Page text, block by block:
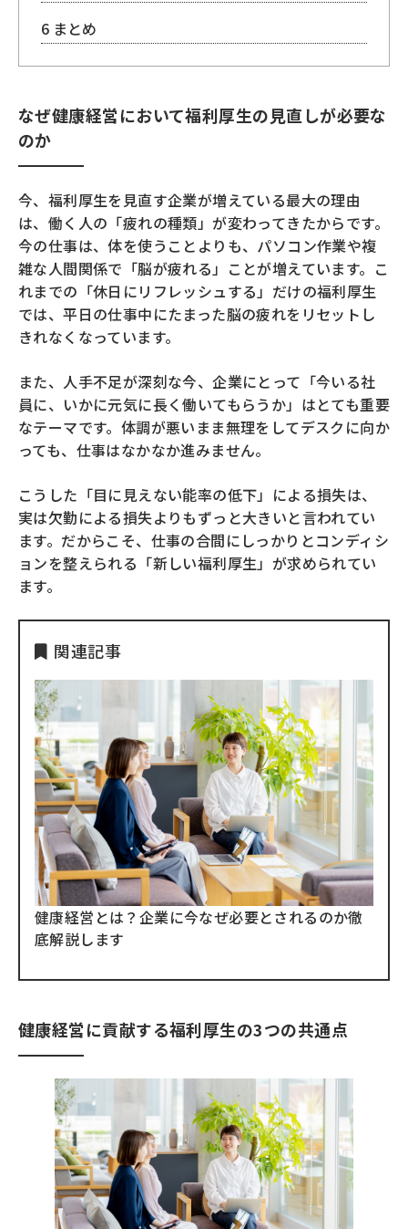
6 まとめ
なぜ健康経営において福利厚生の見直しが必要な
のか
今、福利厚生を見直す企業が増えている最大の理由
は、働く人の「疲れの種類」が変わってきたからです。
今の仕事は、体を使うことよりも、パソコン作業や複
雑な人間関係で「脳が疲れる」ことが増えています。こ
れまでの「休日にリフレッシュする」だけの福利厚生
では、平日の仕事中にたまった脳の疲れをリセットし
きれなくなっています。
また、人手不足が深刻な今、企業にとって「今いる社
員に、いかに元気に長く働いてもらうか」はとても重要
なテーマです。体調が悪いまま無理をしてデスクに向か
っても、仕事はなかなか進みません。
こうした「目に見えない能率の低下」による損失は、
実は欠勤による損失よりもずっと大きいと言われてい
ます。だからこそ、仕事の合間にしっかりとコンディシ
ョンを整えられる「新しい福利厚生」が求められてい
ます。
関連記事
健康経営とは？企業に今なぜ必要とされるのか徹
底解説します
健康経営に貢献する福利厚生の3つの共通点